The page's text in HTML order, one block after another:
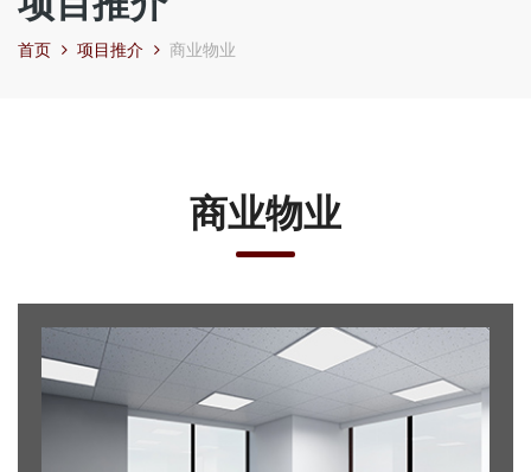
首页 项目推介 商业物业
商业物业